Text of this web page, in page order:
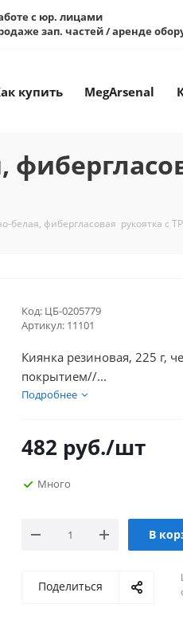
с юр. лицами
зап. частей / аренде
купить MegArsenal
белая, фибергласовая рукоятка c
Код: ЦБ-0205779
Артикул: 11101
Киянка резиновая, 225 г,
покрытием//...
Подробнее
482 руб./шт
Много
В
Поделиться